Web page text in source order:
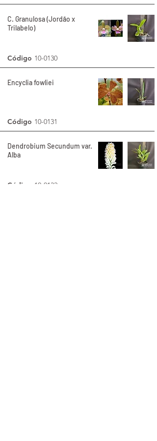
C. Granulosa (Jordão x
Trilabelo)
Código 10-0130
Encyclia fowliei
Código 10-0131
Dendrobium Secundum var.
Alba
Código 10-0132